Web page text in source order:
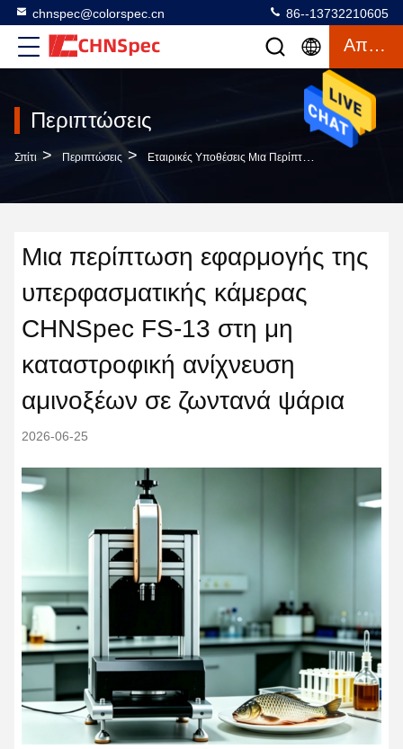
chnspec@colorspec.cn 86--13732210605
Απόσπασμα
Περιπτώσεις
Σπίτι > Περιπτώσεις > Εταιρικές Υποθέσεις Μια Περίπτωση Εφαρμογής Της Υπερφασματικής Κάμερας CHNSpec FS-13 Στη Μη Καταστροφική Ανίχνευση Αμινοξέων Σε Ζωντανά Ψάρια
Μια περίπτωση εφαρμογής της
υπερφασματικής κάμερας
CHNSpec FS-13 στη μη
καταστροφική ανίχνευση
αμινοξέων σε ζωντανά ψάρια
2026-06-25